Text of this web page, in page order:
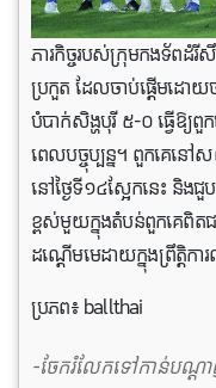
ភារកិច្ចរបស់ក្រុមកងទ័ពដំ
ប្រកួត ដែលចាប់ផ្តើមដ
បំបាក់សិង្ហបុរី ៥-០ ធ្វើឱ្យ
ពេលបច្ចុប្បន្ន។ ពួកគេន
នៅថ្ងៃទី១៤ស្អែកនេះ និងជួ
ខ្ពស់មួយក្នុងតំបន់ពួកគេពិតជ
ដណ្ដើមមេដាយក្នុងព្រឹត្តិ
ប្រភព៖ ballthai
-ចែករំលែកទៅកាន់បណ្ត